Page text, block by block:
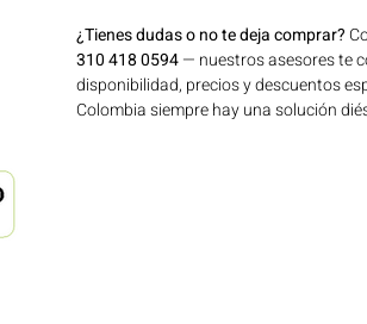
¿Tienes dudas o no te deja comprar?
310 418 0594— nuestros asesores te
disponibilidad, precios y descuentos
Colombia siempre hay una solución